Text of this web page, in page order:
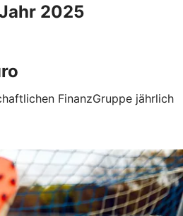
2025
FinanzGruppe jährlich